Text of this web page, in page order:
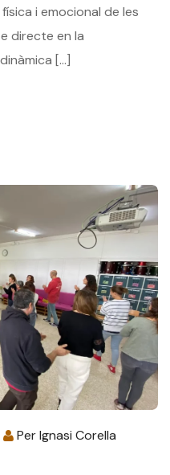
i emocional de les
directe en la
[…]
PerIgnasi Corella